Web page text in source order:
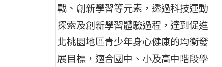
戰、創新學習等元素，透過科技運動
探索及創新學習體驗過程，達到促進
北桃園地區青少年身心健康的均衡發
展目標，適合國中、小及高中階段學